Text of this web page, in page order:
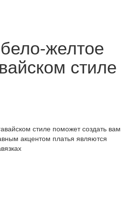
желтое
стиле
стиле поможет создать вам
акцентом платья являются